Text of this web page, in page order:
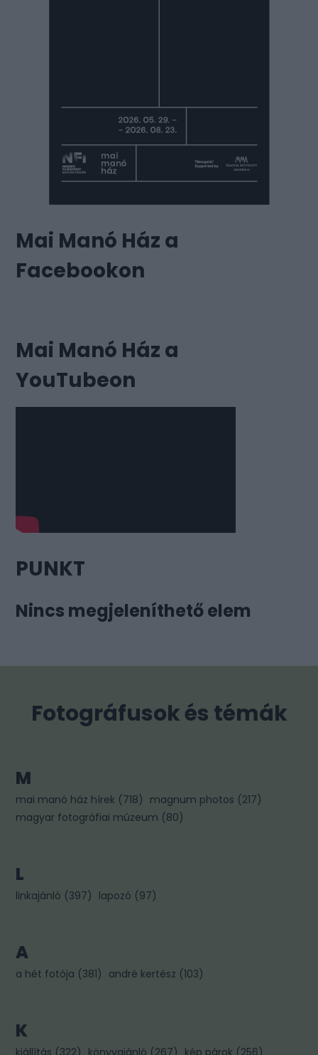
Mai Manó Ház a
Facebookon
Mai Manó Ház a
YouTubeon
PUNKT
Nincs megjeleníthető elem
Fotográfusok és témák
M
mai manó ház hírek (718) magnum photos (217)
magyar fotográfiai múzeum (80)
L
linkajánló (397) lapozó (97)
A
a hét fotója (381) andré kertész (103)
K